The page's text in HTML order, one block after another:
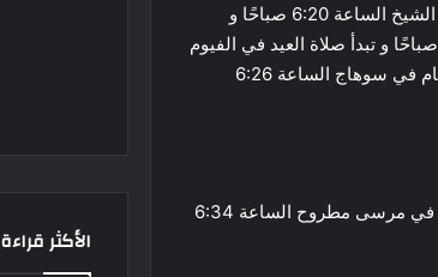
و بسيقًا اخر تشهد محافظات الدلتا مواعيد متقاربة حيث تقام الصلاة في طنطا و كفر الشيخ الساعة 6:20 صباحًا و
المنصورة 6:18 صباحًا و الزقازيق 6:19 صباحًا و بنها 6:20 صباحًا و شبين الكوم 6:21 صباحًا و تبدأ صلاة العيد في الفيوم
الساعة 6:24 صباحًا و بني سويف 6:23 صباحًا و المنيا و أسيوط 6:27 صباحًا بينما تقام في سوهاج الساعة 6:26
و على صعيدًا اخر تشهد المدن الحدودية اختلافًا بسيطًا في المواعيد حيث تقام الصلاة في مرسى مطروح الساعة 6:34
الأكثر قراءة